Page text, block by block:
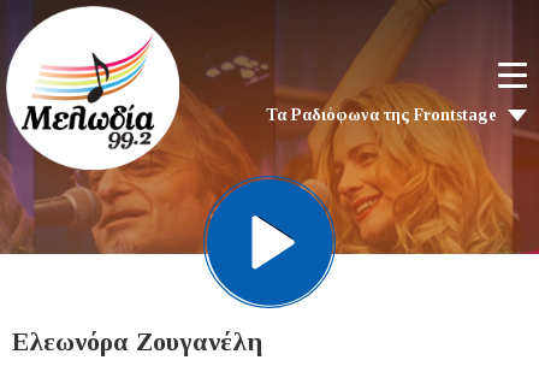
Τα Ραδιόφωνα της Frontstage
Ελεωνόρα Ζουγανέλη